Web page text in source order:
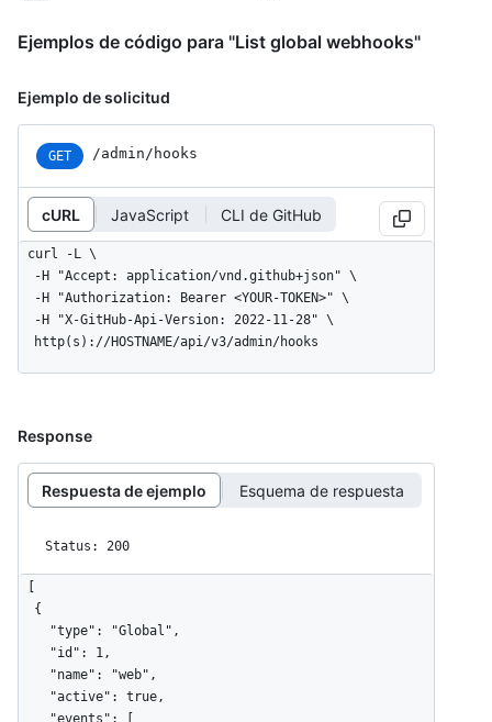
Ejemplos de código para "List global webhooks"
Ejemplo de solicitud
GET /admin/hooks
cURL JavaScript CLI de GitHub
curl -L \
  http(s)://HOSTNAME/api/v3/admin/hooks
Response
Respuesta de ejemplo Esquema de respuesta
Status: 200